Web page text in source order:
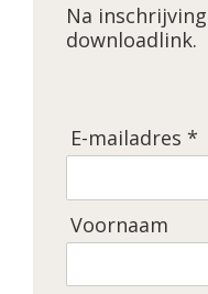
Na
downloadlink.
E-mailadres *
Voornaam